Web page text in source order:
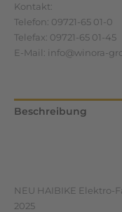
Kontakt:
Telefon: 09721-65 01-0
Telefax: 09721-65 01-45
E-Mail: info@winora-
Beschreibung
NEU HAIBIKE Elektro-
2025